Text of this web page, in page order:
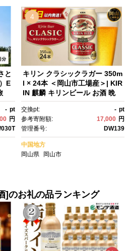
と
E
ネ
- pt
円
4
キリン クラシックラガー 350m
l × 24本 ＜岡山市工場産＞| KIR
IN 麒麟 キリンビール お酒 晩
会 ケース ギフト
交換pt: - pt
参考寄附額:
17,000 円
管理番号:
DW139
中国地方
岡山県
岡山市
]のお礼の品ランキング